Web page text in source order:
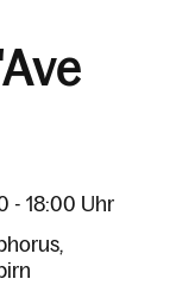
- 18:00 Uhr